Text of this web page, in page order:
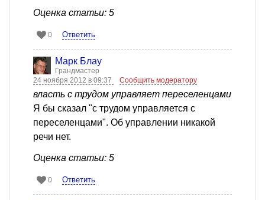
Оценка статьи: 5
0 Ответить
Марк Блау
Грандмастер
24 ноября 2012 в 09:37
Сообщить модератору
власть с трудом управляет переселенцами
Я бы сказал "с трудом управляется с
переселенцами". Об управлении никакой
речи нет.
Оценка статьи: 5
0 Ответить